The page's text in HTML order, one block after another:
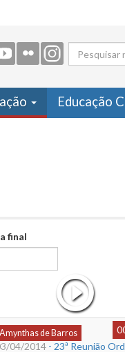
de
Educação
final
Amynthas de Barros
04/2014 - 23ª Reunião